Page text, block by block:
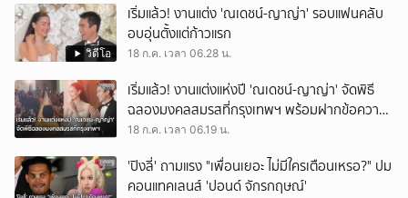
วิดีโอ
เริ่มแล้ว! งานแต่ง 'ณเดชน์-ญาญ่า' รอบแฟนคลับ
อบอุ่นตั้งแต่ก้าวแรก
18 ก.ค. เวลา 06.28 น.
เริ่มแล้ว! งานแต่งแห่งปี 'ณเดชน์-ญาญ่า' จัดพิธี
ฉลองมงคลสมรสที่กรุงเทพฯ พร้อมฝากข้อความ
ถึงแขก ขอความร่วมมือรักษาความเป็นส่วนตัว
18 ก.ค. เวลา 06.19 น.
'ปิงลี่' ถามแรง "เพื่อนเยอะ ไม่มีใครเตือนเหรอ?" ปม
คอนแทคเลนส์ 'ปอนด์ จักรกฤษณ์'
ยกเลิก